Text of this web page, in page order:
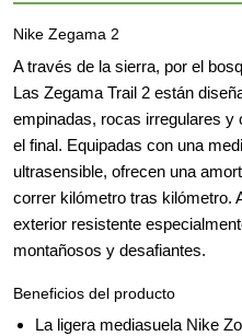
Nike Zegama 2
A través de la sierra, por el
Las Zegama Trail 2 están
empinadas, rocas irregulares y
el final. Equipadas con una
ultrasensible, ofrecen una
correr kilómetro tras kilómetro.
exterior resistente
montañosos y desafiantes.
Beneficios del producto
La ligera mediasuela Nike